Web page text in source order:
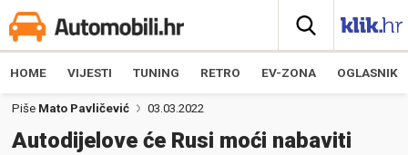
HOME VIJESTI TUNING RETRO EV-ZONA OGLASNIK
Piše Mato Pavličević 03.03.2022
Autodijelove će Rusi moći nabaviti